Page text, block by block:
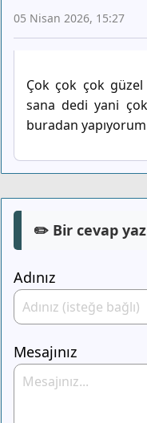
05 Nisan 2026, 15:27
Çok çok çok
sana dedi yani
buradan
✏️ Bir cevap
Adınız
Mesajınız